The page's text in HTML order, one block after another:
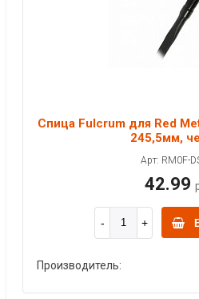
Спица Fulcrum для Red
245,5мм,
Арт: RM0F-
42.99
Производитель: